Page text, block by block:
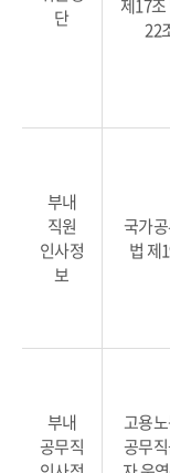
단
제17조
22
부내
직원
인사정
보
국가
법 제
부내
공무직
고용
공무